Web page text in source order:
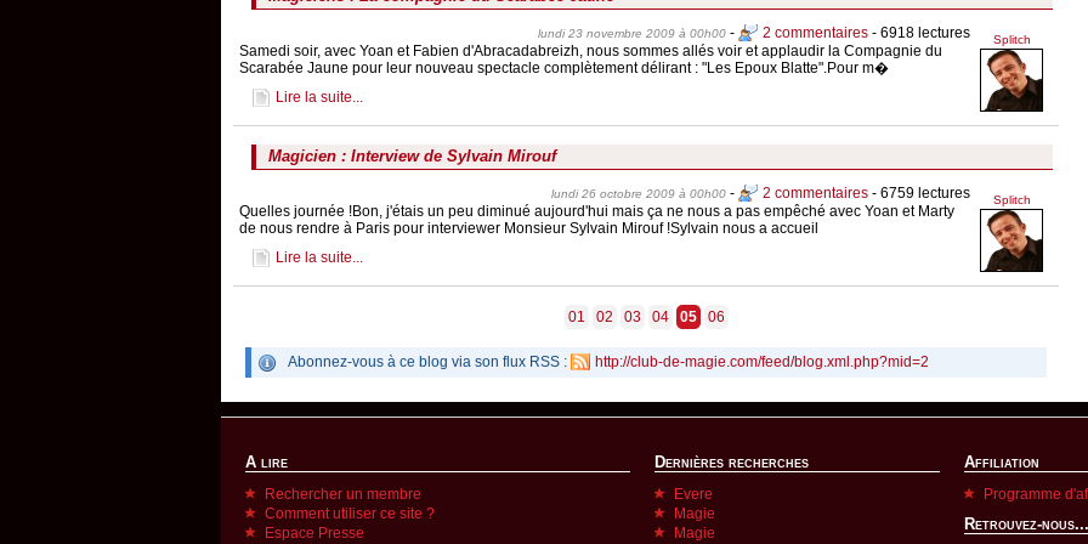
Splitch
lundi 23 novembre 2009 à 00h00 - 2 commentaires - 6918 lectures
Samedi soir, avec Yoan et Fabien d'Abracadabreizh, nous sommes allés voir et applaudir la Compagnie du
Scarabée Jaune pour leur nouveau spectacle complètement délirant : "Les Epoux Blatte".Pour m�
Lire la suite...
Magicien : Interview de Sylvain Mirouf
Splitch
lundi 26 octobre 2009 à 00h00 - 2 commentaires - 6759 lectures
Quelles journée !Bon, j'étais un peu diminué aujourd'hui mais ça ne nous a pas empêché avec Yoan et Marty
de nous rendre à Paris pour interviewer Monsieur Sylvain Mirouf !Sylvain nous a accueil
Lire la suite...
01 02 03 04 05 06
Abonnez-vous à ce blog via son flux RSS : http://club-de-magie.com/feed/blog.xml.php?mid=2
A lire
Rechercher un membre
Comment utiliser ce site ?
Espace Presse
Dernières recherches
Evere
Magie
Magie
Affiliation
Programme
Retrouvez-nous...